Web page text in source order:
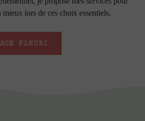
lors de ces choix essentiels.
FLEURI